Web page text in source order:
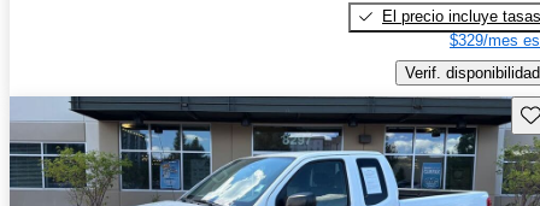
El precio incluye tasas
$329/mes
Verif. disponibilidad